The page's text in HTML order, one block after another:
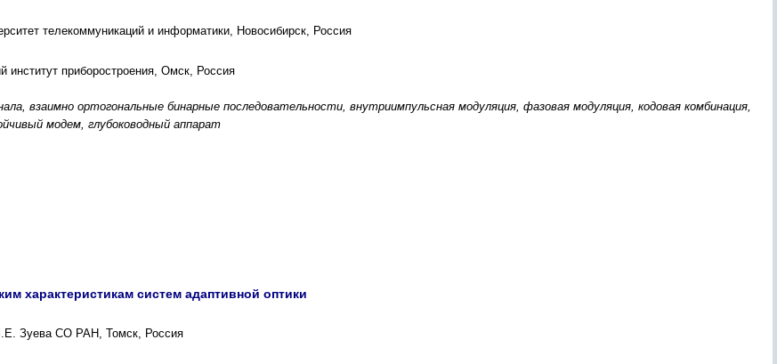
телекоммуникаций и информатики, Новосибирск, Россия
институт приборостроения, Омск, Россия
взаимно ортогональные бинарные последовательности, внутриимпульсная модуляция, фазовая модуляция, кодовая комбинация,
модем, глубоководный аппарат
характеристикам систем адаптивной оптики
Зуева СО РАН, Томск, Россия